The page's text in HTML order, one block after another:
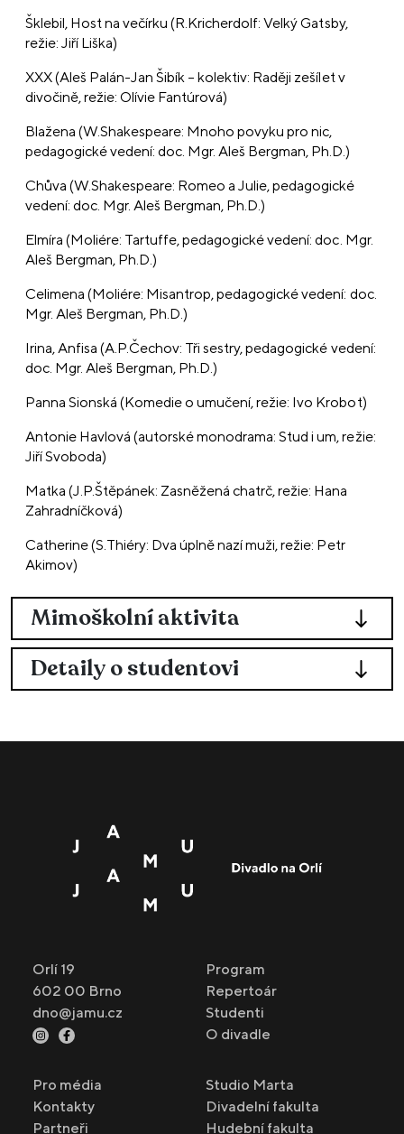
Šklebil, Host na večírku (R.Kricherdolf: Velký Gatsby,
režie: Jiří Liška)
XXX (Aleš Palán-Jan Šibík – kolektiv: Raději zešílet v
divočině, režie: Olívie Fantúrová)
Blažena (W.Shakespeare: Mnoho povyku pro nic,
pedagogické vedení: doc. Mgr. Aleš Bergman, Ph.D.)
Chůva (W.Shakespeare: Romeo a Julie, pedagogické
vedení: doc. Mgr. Aleš Bergman, Ph.D.)
Elmíra (Moliére: Tartuffe, pedagogické vedení: doc. Mgr.
Aleš Bergman, Ph.D.)
Celimena (Moliére: Misantrop, pedagogické vedení: doc.
Mgr. Aleš Bergman, Ph.D.)
Irina, Anfisa (A.P.Čechov: Tři sestry, pedagogické vedení:
doc. Mgr. Aleš Bergman, Ph.D.)
Panna Sionská (Komedie o umučení, režie: Ivo Krobot)
Antonie Havlová (autorské monodrama: Stud i um, režie:
Jiří Svoboda)
Matka (J.P.Štěpánek: Zasněžená chatrč, režie: Hana
Zahradníčková)
Catherine (S.Thiéry: Dva úplně nazí muži, režie: Petr
Akimov)
Mimoškolní aktivita
Detaily o studentovi
Orlí 19
602 00 Brno
dno@jamu.cz
Program
Repertoár
Studenti
O divadle
Pro média
Kontakty
Partneři
Studio Marta
Divadelní fakulta
Hudební fakulta